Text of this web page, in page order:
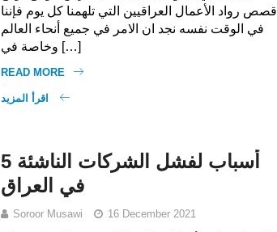
قصص رواد الأعمال العراقيين التي تلهمنا كل يوم فإننا
في الوقت نفسه نجد ان الامر في جميع أنحاء العالم
وخاصة في […]
READ MORE
5 أسباب لفشل الشركات الناشئة
في العراق
Soroor Musawi 16 December 2021